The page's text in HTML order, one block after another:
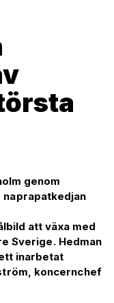
genom
att växa med
Sverige. Hedman
inarbetat
koncernchef